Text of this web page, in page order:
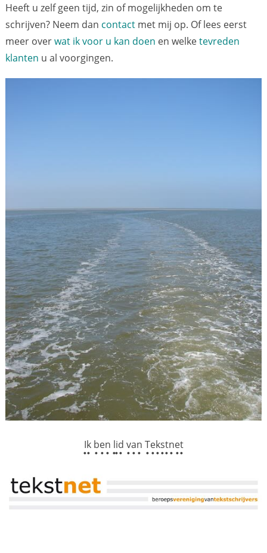
Heeft u zelf geen tijd, zin of mogelijkheden om te
schrijven? Neem dan contactmet mij op. Of lees eerst
meer overwat ik voor u kan doen en welketevreden
klanten u al voorgingen.
Ik ben lid van Tekstnet